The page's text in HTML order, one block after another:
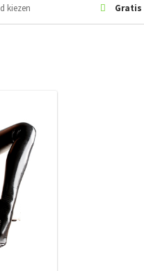
kiezen Gratis